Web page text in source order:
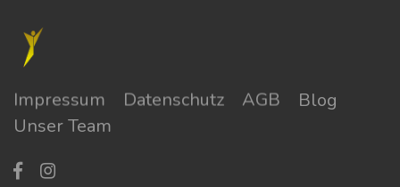
Impressum Datenschutz AGB
Blog
Unser Team